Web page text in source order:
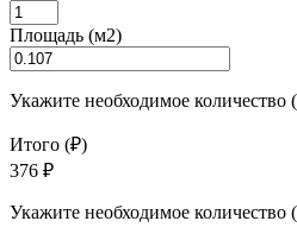
Площадь (м2)
Укажите необходимое
Итого (₽)
376 ₽
Укажите необходимое